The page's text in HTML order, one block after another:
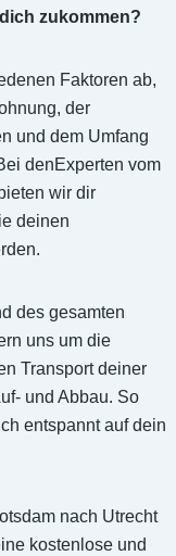
zukommen?
Faktoren ab,
der
und dem Umfang
denExperten vom
wir dir
deinen
des gesamten
uns um die
Transport deiner
und Abbau. So
entspannt auf dein
nach Utrecht
kostenlose und